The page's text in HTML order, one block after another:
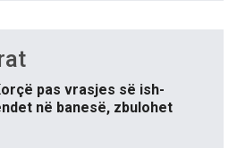
pas vrasjes së ish-
në banesë, zbulohet